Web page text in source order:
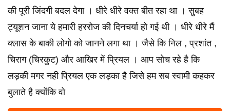
की पूरी जिंदगी बदल देगा । धीरे धीरे वक्त बीत रहा था । सुबह
ट्यूशन जाना ये हमारी हररोज की दिनचर्या हो गई थी । धीरे धीरे मैं
क्लास के बाकी लोगो को जानने लगा था । जैसे कि निल , प्रशांत ,
चिराग (चिरकुट) और आखिर में प्रियल । आप सोच रहे है कि
लड़की मगर नही प्रियल एक लड़का है जिसे हम सब स्वामी कहकर
बुलाते है क्योंकि वो